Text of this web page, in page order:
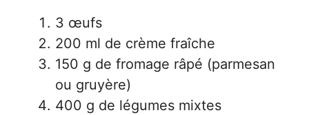
3 œufs
200 ml de crème fraîche
150 g de fromage râpé (parmesan
ou gruyère)
400 g de légumes mixtes